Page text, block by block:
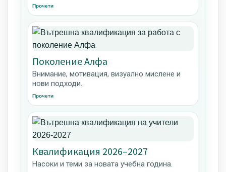
Прочети
Поколение Алфа
Внимание, мотивация, визуално мислене и
нови подходи.
Прочети
Квалификация 2026–2027
Насоки и теми за новата учебна година.